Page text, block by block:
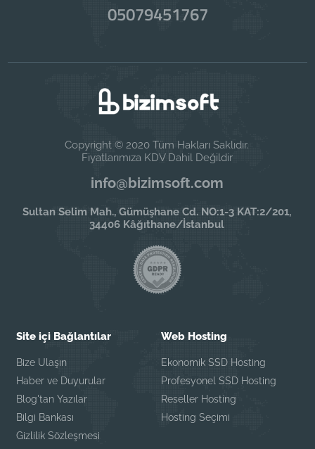
05079451767
Copyright © 2020 Tüm Hakları Saklıdır.
Fiyatlarımıza KDV Dahil Değildir
info@bizimsoft.com
Sultan Selim Mah., Gümüşhane Cd. NO:1-3 KAT:2/201,
34406 Kâğıthane/İstanbul
Site içi Bağlantılar
Bize Ulaşın
Haber ve Duyurular
Blog'tan Yazılar
Bilgi Bankası
Gizlilik Sözleşmesi
Web Hosting
Ekonomik SSD Hosting
Profesyonel SSD Hosting
Reseller Hosting
Hosting Seçimi